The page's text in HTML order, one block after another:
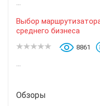
...
Выбор
среднего бизнеса
8861
...
Обзоры